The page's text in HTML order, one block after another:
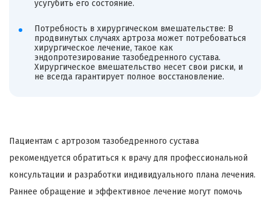
усугубить его состояние.
Потребность в хирургическом вмешательстве: В
продвинутых случаях артроза может потребоваться
хирургическое лечение, такое как
эндопротезирование тазобедренного сустава.
Хирургическое вмешательство несет свои риски, и
не всегда гарантирует полное восстановление.
Пациентам с артрозом тазобедренного сустава
рекомендуется обратиться к врачу для профессиональной
консультации и разработки индивидуального плана лечения.
Раннее обращение и эффективное лечение могут помочь